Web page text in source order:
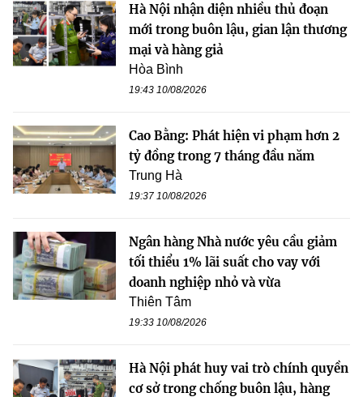
Hà Nội nhận diện nhiều thủ đoạn
mới trong buôn lậu, gian lận thương
mại và hàng giả
Hòa Bình
19:43 10/08/2026
Cao Bằng: Phát hiện vi phạm hơn 2
tỷ đồng trong 7 tháng đầu năm
Trung Hà
19:37 10/08/2026
Ngân hàng Nhà nước yêu cầu giảm
tối thiểu 1% lãi suất cho vay với
doanh nghiệp nhỏ và vừa
Thiên Tâm
19:33 10/08/2026
Hà Nội phát huy vai trò chính quyền
cơ sở trong chống buôn lậu, hàng